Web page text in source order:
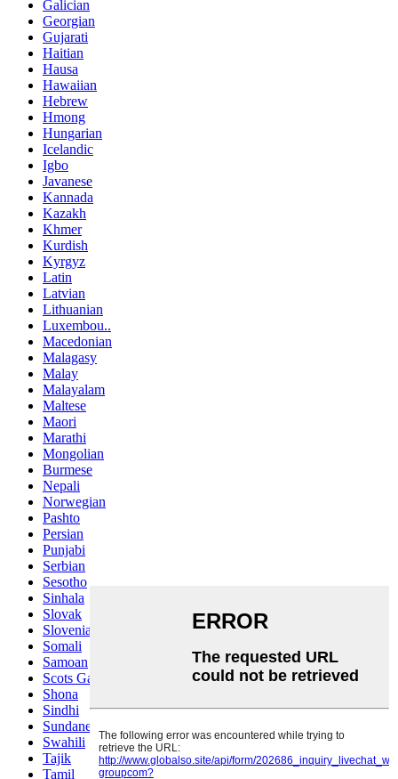
Galician
Georgian
Gujarati
Haitian
Hausa
Hawaiian
Hebrew
Hmong
Hungarian
Icelandic
Igbo
Javanese
Kannada
Kazakh
Khmer
Kurdish
Kyrgyz
Latin
Latvian
Lithuanian
Luxembou..
Macedonian
Malagasy
Malay
Malayalam
Maltese
Maori
Marathi
Mongolian
Burmese
Nepali
Norwegian
Pashto
Persian
Punjabi
Serbian
Sesotho
Sinhala
Slovak
Slovenian
Somali
Samoan
Scots Gaelic
Shona
Sindhi
Sundanese
Swahili
Tajik
Tamil